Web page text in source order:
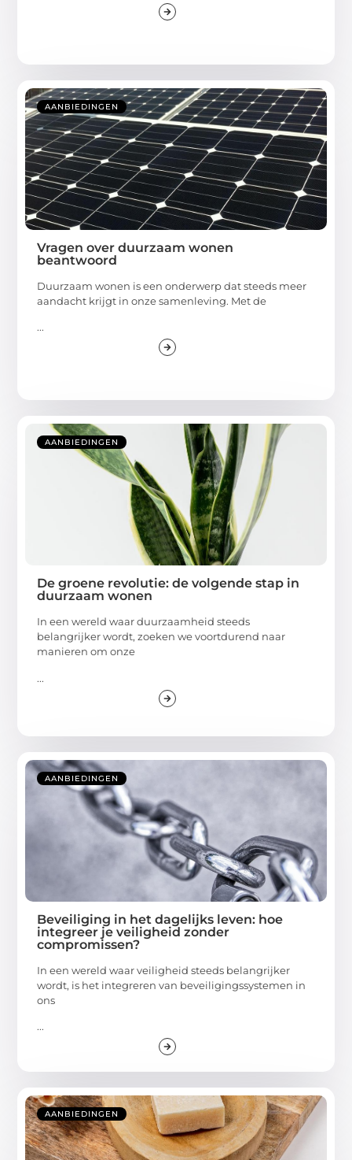
AANBIEDINGEN
Vragen over duurzaam wonen
beantwoord
Duurzaam wonen is een onderwerp dat steeds meer
aandacht krijgt in onze samenleving. Met de
...
AANBIEDINGEN
De groene revolutie: de volgende stap in
duurzaam wonen
In een wereld waar duurzaamheid steeds
belangrijker wordt, zoeken we voortdurend naar
manieren om onze
...
AANBIEDINGEN
Beveiliging in het dagelijks leven: hoe
integreer je veiligheid zonder
compromissen?
In een wereld waar veiligheid steeds belangrijker
wordt, is het integreren van beveiligingssystemen in
ons
...
AANBIEDINGEN